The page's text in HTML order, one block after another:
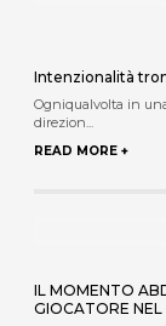
Intenzionalità
Ogniqualvolta in
direzion...
READ MORE +
IL MOMENTO
GIOCATORE